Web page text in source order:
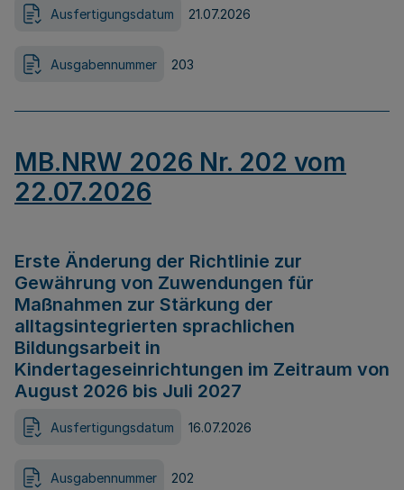
Ausfertigungsdatum 21.07.2026
Ausgabennummer 203
MB.NRW 2026 Nr. 202 vom
22.07.2026
Erste Änderung der Richtlinie zur
Gewährung von Zuwendungen für
Maßnahmen zur Stärkung der
alltagsintegrierten sprachlichen
Bildungsarbeit in
Kindertageseinrichtungen im Zeitraum von
August 2026 bis Juli 2027
Ausfertigungsdatum 16.07.2026
Ausgabennummer 202